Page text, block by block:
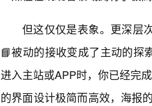
但这仅仅是表象。更深层
📘被动的接收变成了主动的探
进入主站或APP时，你已经完
的界面设计极简而高效，海报